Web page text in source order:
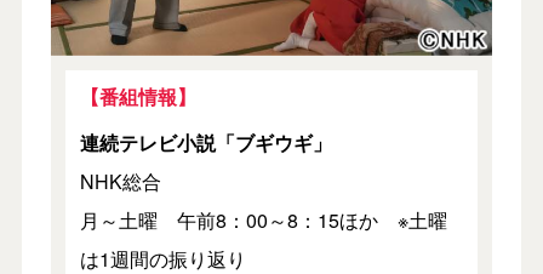
【番組情報】
連続テレビ小説「ブギウギ」
NHK総合
月～土曜 午前8：00～8：15ほか ※土曜
は1週間の振り返り